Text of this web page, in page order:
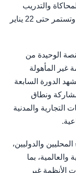
والتدريب
"سيمتكس" 2026، في مركز أدنيك أبوظبي وتستمر حتى 22 يناير
وسيمتكس 2026، المنصة الوحيدة من
المأهولة
الدورة السابعة
ونطاق
التجارية والمدنية
والدوليين،
بما
الأنظمة غير